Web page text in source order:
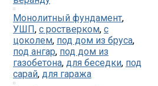
Монолитный фундамент,
УШП, с ростверком, с
цоколем, под дом из бруса,
под ангар, под дом из
газобетона, для беседки, под
сарай, для гаража